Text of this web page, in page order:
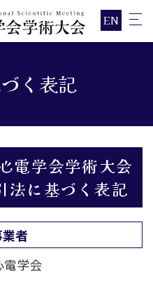
EN
く表記
電学会学術大会
法に基づく表記
者
電学会